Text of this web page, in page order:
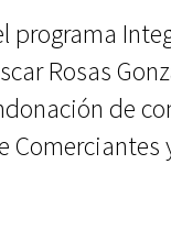
programa
Rosas
de
Comerciantes